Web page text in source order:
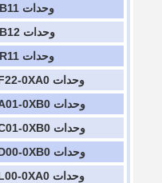
وحدات PLC 6ES5450-8MB11
وحدات PLC 6ES5521-8MB12
وحدات PLC 6ES5452-8MR11
وحدات PLC 6ES7222-1HF22-0XA0
وحدات PLC 6ES7212-1DA01-0XB0
وحدات PLC 6ES7214-1BC01-0XB0
وحدات PLC 6ES7215-2AD00-0XB0
وحدات PLC 6ES7223-1BL00-0XA0